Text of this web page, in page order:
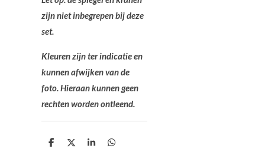
zijn niet inbegrepen bij deze
set.
Kleuren zijn ter indicatie en
kunnen afwijken van de
foto. Hieraan kunnen geen
rechten worden ontleend.
D
D
S
D